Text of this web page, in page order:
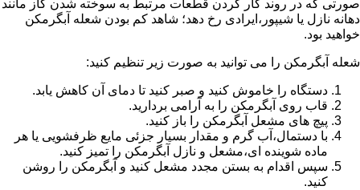
صورتی که در روند کار کردن قطعات مرتبط به سوخته شدن گاز مانند
دهانه نازل یا شیپور،ایرادی رخ دهد؛ شاهد کم بودن شعله آبگرمکن
خواهید بود.
شعله آبگرمکن را می توانید به صورت زیر تنظیم کنید:
دستگاه را خاموش کنید و صبر کنید تا دمای آن کاهش یابد.
قاب روی آبگرمکن را به آرامی بردارید.
پیچ های مشعل آبگرمکن را باز کنید.
با دستمال،آب گرم و مقدار بسیار جزئی مایع ظرفشویی یا هر
ماده شوینده ای،مشعل و نازل آبگرمکن را تمیز کنید.
سپس اقدام به بستن مجدد مشعل کنید و آبگرمکن را روشن
کنید.